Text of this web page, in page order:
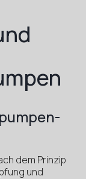
dem Prinzip
und